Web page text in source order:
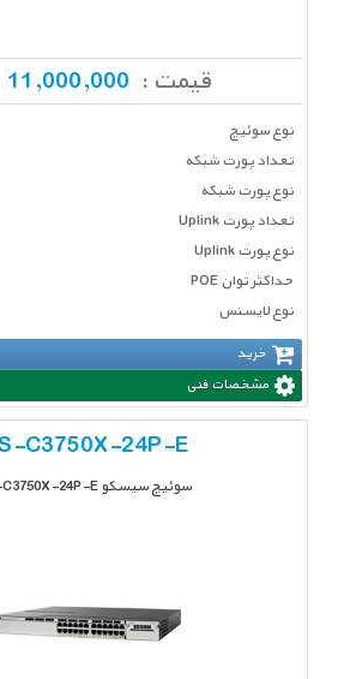
قیمت :
نوع سوئیچ
تعداد پورت شبكه
نوع پورت شبکه
تعداد پورت Uplink
نوع پورت Uplink
حداکثر توان POE
نوع لایسنس
خرید
مشخصات فنی
C3750X-24P-E
سوئیچ سیسکو WS-C3750X-24P-E